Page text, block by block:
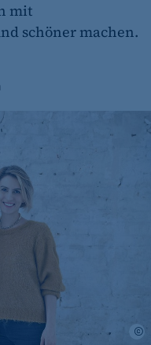
mit
schöner machen.